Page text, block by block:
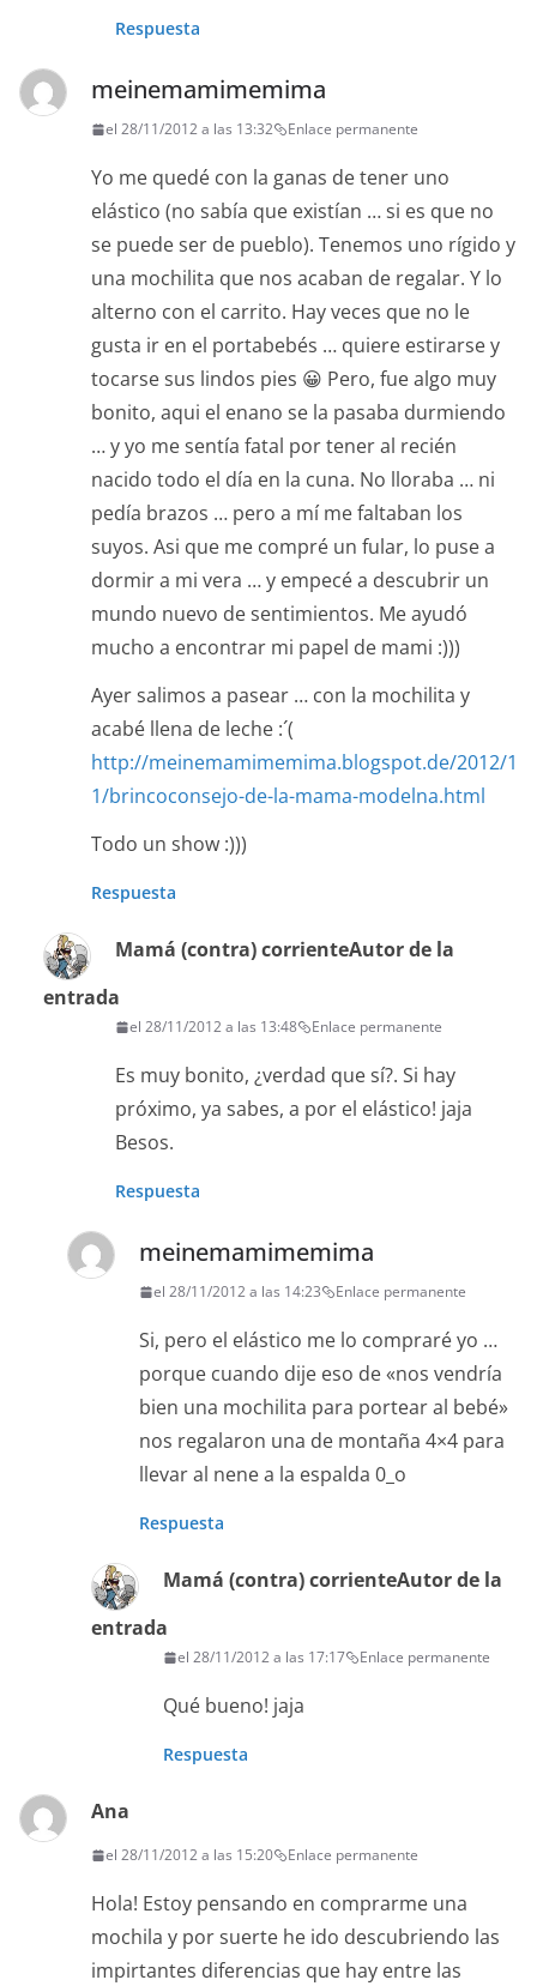
Respuesta
meinemamimemima
el 28/11/2012 a las 13:32 Enlace permanente
Yo me quedé con la ganas de tener uno
elástico (no sabía que existían … si es que no
se puede ser de pueblo). Tenemos uno rígido y
una mochilita que nos acaban de regalar. Y lo
alterno con el carrito. Hay veces que no le
gusta ir en el portabebés … quiere estirarse y
tocarse sus lindos pies 😀 Pero, fue algo muy
bonito, aqui el enano se la pasaba durmiendo
… y yo me sentía fatal por tener al recién
nacido todo el día en la cuna. No lloraba … ni
pedía brazos … pero a mí me faltaban los
suyos. Asi que me compré un fular, lo puse a
dormir a mi vera … y empecé a descubrir un
mundo nuevo de sentimientos. Me ayudó
mucho a encontrar mi papel de mami :)))
Ayer salimos a pasear … con la mochilita y
acabé llena de leche :´(
http://meinemamimemima.blogspot.de/2012/1
1/brincoconsejo-de-la-mama-modelna.html
Todo un show :)))
Respuesta
Mamá (contra) corrienteAutor de la
entrada
el 28/11/2012 a las 13:48 Enlace permanente
Es muy bonito, ¿verdad que sí?. Si hay
próximo, ya sabes, a por el elástico! jaja
Besos.
Respuesta
meinemamimemima
el 28/11/2012 a las 14:23 Enlace permanente
Si, pero el elástico me lo compraré yo …
porque cuando dije eso de «nos vendría
bien una mochilita para portear al bebé»
nos regalaron una de montaña 4×4 para
llevar al nene a la espalda 0_o
Respuesta
Mamá (contra) corrienteAutor de la
entrada
el 28/11/2012 a las 17:17 Enlace permanente
Qué bueno! jaja
Respuesta
Ana
el 28/11/2012 a las 15:20 Enlace permanente
Hola! Estoy pensando en comprarme una
mochila y por suerte he ido descubriendo las
impirtantes diferencias que hay entre las